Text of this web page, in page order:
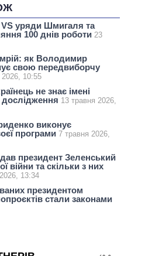
уряди Шмигаля та
100 днів роботи 23
мрій: як Володимир
свою передвиборчу
2026, 10:55
не знає імені
дослідження 13 травня 2026,
виконує
програми 7 травня 2026,
президент Зеленський
війни та скільки з них
13:34
президентом
стали законами